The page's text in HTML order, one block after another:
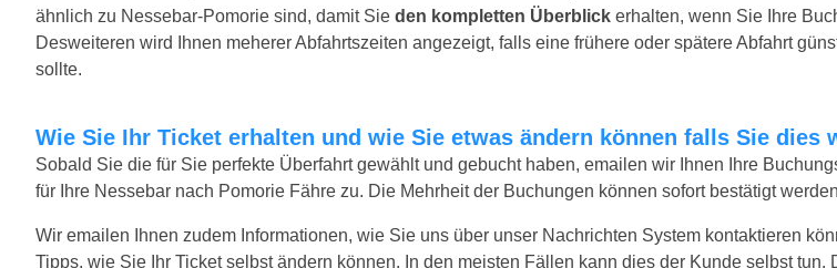
ähnlich zu Nessebar-Pomorie sind, damit Sie den kompletten Überblick erhalten, wenn Sie Ihre
Desweiteren wird Ihnen meherer Abfahrtszeiten angezeigt, falls eine frühere oder spätere Abfahrt
sollte.
Wie Sie Ihr Ticket erhalten und wie Sie etwas ändern können falls Sie dies
Sobald Sie die für Sie perfekte Überfahrt gewählt und gebucht haben, emailen wir Ihnen Ihre
für Ihre Nessebar nach Pomorie Fähre zu. Die Mehrheit der Buchungen können sofort bestätigt
Wir emailen Ihnen zudem Informationen, wie Sie uns über unser Nachrichten System kontaktieren
Tipps, wie Sie Ihr Ticket selbst ändern können. In den meisten Fällen kann dies der Kunde selbst tun.